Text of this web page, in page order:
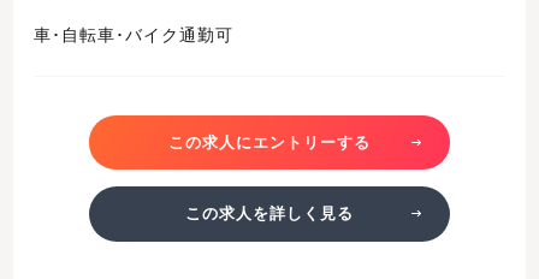
車･自転車･バイク通勤可
この求人にエントリーする
この求人を詳しく見る